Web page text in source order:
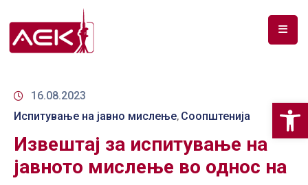
ЗА
ДОКУМЕНТИ
РФ
16.08.2023
Испитување на јавно мислење‚ Соопштенија
Извештај за испитување на
јавното мислење во однос на